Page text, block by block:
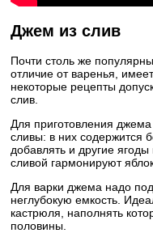
Джем из слив
Почти столь же
отличие от варенья,
некоторые рецепты
слив.
Для приготовления
сливы: в них содержится
добавлять и другие
сливой гармонируют
Для варки джема надо
неглубокую емкость.
кастрюля, наполнять
половины.